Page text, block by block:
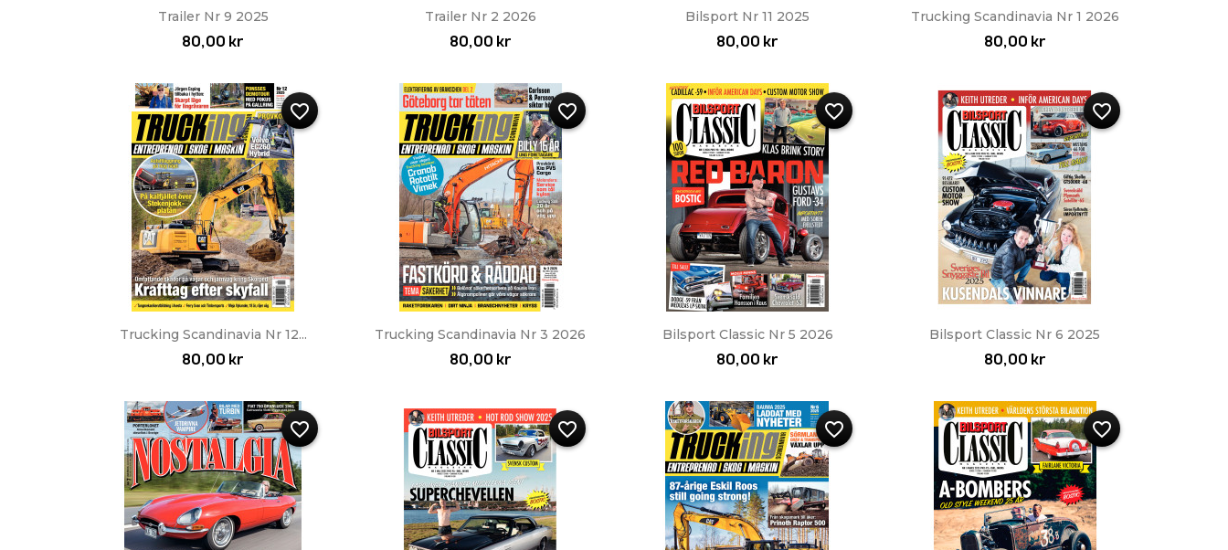
Snabbvy
Trailer Nr 9 2025
80,00 kr
Snabbvy
Trailer Nr 2 2026
80,00 kr
Snabbvy
Bilsport Nr 11 2025
80,00 kr
Snabbvy
Trucking Scandinavia Nr 1 2026
80,00 kr
Snabbvy
Trucking Scandinavia Nr 12...
80,00 kr
favorite_border
Snabbvy
Trucking Scandinavia Nr 3 2026
80,00 kr
favorite_border
Snabbvy
Bilsport Classic Nr 5 2026
80,00 kr
favorite_border
Snabbvy
Bilsport Classic Nr 6 2025
80,00 kr
favorite_border
favorite_border favorite_border favorite_border favorite_border